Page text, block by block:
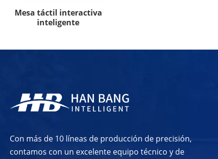
Mesa táctil interactiva
inteligente
Con más de 10 líneas de producción de precisión,
contamos con un excelente equipo técnico y de